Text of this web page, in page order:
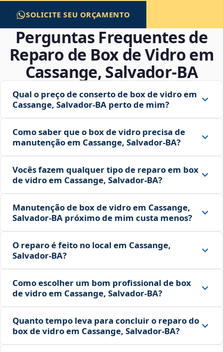
SOLICITE SEU ORÇAMENTO
Perguntas Frequentes de
Reparo de Box de Vidro em
Cassange, Salvador‑BA
Qual o preço de conserto de box de vidro em
Cassange, Salvador‑BA perto de mim?
Como saber que o box de vidro precisa de
manutenção em Cassange, Salvador‑BA?
Vocês fazem qualquer tipo de reparo em box
de vidro em Cassange, Salvador‑BA?
Manutenção de box de vidro em Cassange,
Salvador‑BA próximo de mim custa menos?
O reparo é feito no local em Cassange,
Salvador‑BA?
Como escolher um bom profissional de box
de vidro em Cassange, Salvador‑BA?
Quanto tempo leva para concluir o reparo do
box de vidro em Cassange, Salvador‑BA?